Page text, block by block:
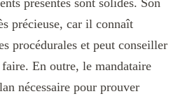
présentés sont solides. Son
précieuse, car il connaît
procédurales et peut conseiller
En outre, le mandataire
nécessaire pour prouver